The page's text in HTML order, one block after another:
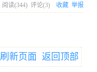
阅读(344) 评论(3) 收藏 举报
刷新页面 返回顶部